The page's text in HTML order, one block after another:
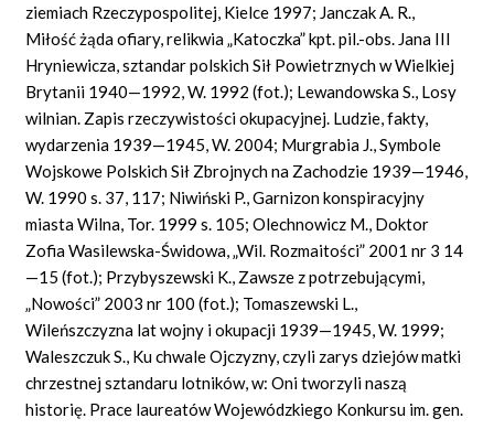
ziemiach Rzeczypospolitej, Kielce 1997; Janczak A. R.,
Miłość żąda ofiary, relikwia „Katoczka” kpt. pil.-obs. Jana III
Hryniewicza, sztandar polskich Sił Powietrznych w Wielkiej
Brytanii 1940—1992, W. 1992 (fot.); Lewandowska S., Losy
wilnian. Zapis rzeczywistości okupacyjnej. Ludzie, fakty,
wydarzenia 1939—1945, W. 2004; Murgrabia J., Symbole
Wojskowe Polskich Sił Zbrojnych na Zachodzie 1939—1946,
W. 1990 s. 37, 117; Niwiński P., Garnizon konspiracyjny
miasta Wilna, Tor. 1999 s. 105; Olechnowicz M., Doktor
Zofia Wasilewska-Świdowa, „Wil. Rozmaitości” 2001 nr 3 14
—15 (fot.); Przybyszewski K., Zawsze z potrzebującymi,
„Nowości” 2003 nr 100 (fot.); Tomaszewski L.,
Wileńszczyzna lat wojny i okupacji 1939—1945, W. 1999;
Waleszczuk S., Ku chwale Ojczyzny, czyli zarys dziejów matki
chrzestnej sztandaru lotników, w: Oni tworzyli naszą
historię. Prace laureatów Wojewódzkiego Konkursu im. gen.